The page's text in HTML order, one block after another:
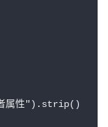
者属性").strip()